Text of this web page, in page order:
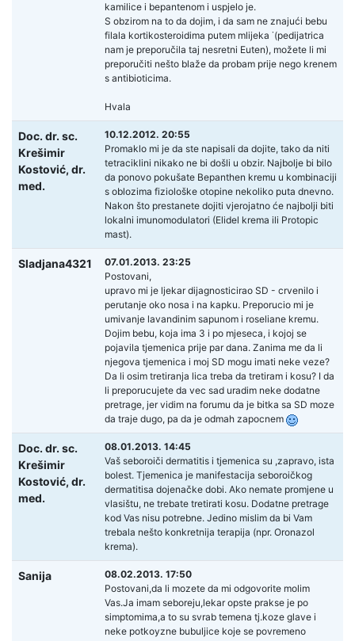
kamilice i bepantenom i uspjelo je.
S obzirom na to da dojim, i da sam ne znajući bebu
filala kortikosteroidima putem mlijeka ˙(pedijatrica
nam je preporučila taj nesretni Euten), možete li mi
preporučiti nešto blaže da probam prije nego krenem
s antibioticima.
Hvala
Doc. dr. sc.
Krešimir
Kostović, dr.
med.
10.12.2012. 20:55
Promaklo mi je da ste napisali da dojite, tako da niti
tetraciklini nikako ne bi došli u obzir. Najbolje bi bilo
da ponovo pokušate Bepanthen kremu u kombinaciji
s oblozima fiziološke otopine nekoliko puta dnevno.
Nakon što prestanete dojiti vjerojatno će najbolji biti
lokalni imunomodulatori (Elidel krema ili Protopic
mast).
Sladjana4321
07.01.2013. 23:25
Postovani,
upravo mi je ljekar dijagnosticirao SD - crvenilo i
perutanje oko nosa i na kapku. Preporucio mi je
umivanje lavandinim sapunom i roseliane kremu.
Dojim bebu, koja ima 3 i po mjeseca, i kojoj se
pojavila tjemenica prije par dana. Zanima me da li
njegova tjemenica i moj SD mogu imati neke veze?
Da li osim tretiranja lica treba da tretiram i kosu? I da
li preporucujete da vec sad uradim neke dodatne
pretrage, jer vidim na forumu da je bitka sa SD moze
da traje dugo, pa da je odmah zapocnem
Doc. dr. sc.
Krešimir
Kostović, dr.
med.
08.01.2013. 14:45
Vaš seboroiči dermatitis i tjemenica su ,zapravo, ista
bolest. Tjemenica je manifestacija seboroičkog
dermatitisa dojenačke dobi. Ako nemate promjene u
vlasištu, ne trebate tretirati kosu. Dodatne pretrage
kod Vas nisu potrebne. Jedino mislim da bi Vam
trebala nešto konkretnija terapija (npr. Oronazol
krema).
Sanija
08.02.2013. 17:50
Postovani,da li mozete da mi odgovorite molim
Vas.Ja imam seboreju,lekar opste prakse je po
simptomima,a to su svrab temena tj.koze glave i
neke potkoyzne bubuljice koje se povremeno